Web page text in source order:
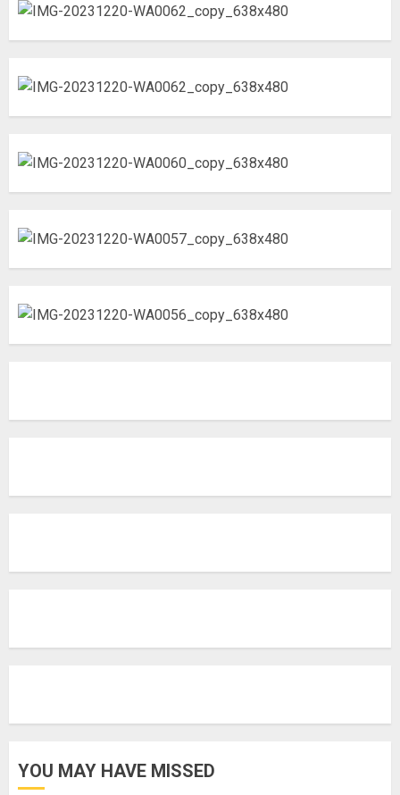
YOU MAY HAVE MISSED